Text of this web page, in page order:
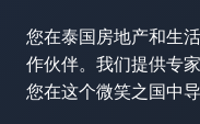
您在泰国房地产和生
作伙伴。我们提供专
您在这个微笑之国中导